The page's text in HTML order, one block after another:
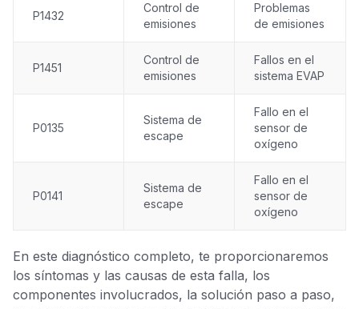
P1432
Control de
emisiones
Problemas
de emisiones
P1451
Control de
emisiones
Fallos en el
sistema EVAP
P0135
Sistema de
escape
Fallo en el
sensor de
oxígeno
P0141
Sistema de
escape
Fallo en el
sensor de
oxígeno
En este diagnóstico completo, te proporcionaremos
los síntomas y las causas de esta falla, los
componentes involucrados, la solución paso a paso,